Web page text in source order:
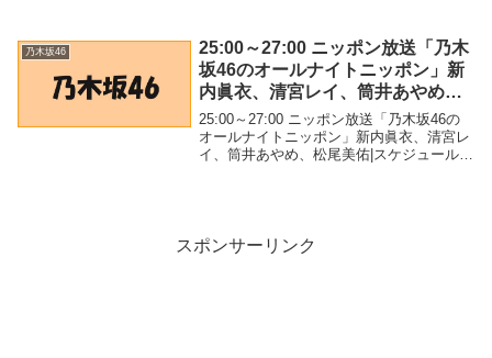
ぶりっ...
乃木坂46
25:00～27:00 ニッポン放送「乃木
坂46のオールナイトニッポン」新
内眞衣、清宮レイ、筒井あやめ、
松尾美佑|スケジュール｜乃木坂46
公式サイト – 乃木坂46
25:00～27:00 ニッポン放送「乃木坂46の
オールナイトニッポン」新内眞衣、清宮レ
イ、筒井あやめ、松尾美佑|スケジュール｜
スポンサーリンク